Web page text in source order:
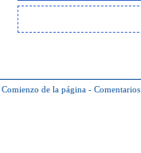
Comienzo de la página - Comentarios